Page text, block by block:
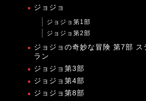
ジョジョ
ジョジョ第1部
ジョジョ第2部
ジョジョの奇妙な冒険 第7部 ス
ラン
ジョジョ第3部
ジョジョ第4部
ジョジョ第8部